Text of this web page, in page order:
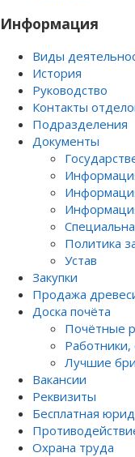
Информация
Виды
История
Руководство
Контакты
Подразделения
Документы
Политика
Устав
Закупки
Продажа
Доска почёта
Почётные
Лучшие
Вакансии
Реквизиты
Бесплатная
Охрана труда